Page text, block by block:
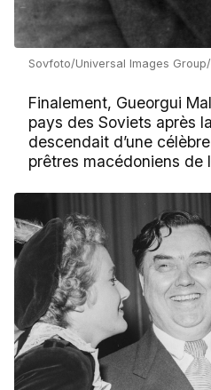
Sovfoto/Universal Images
Finalement, Gueorgui
pays des Soviets après
descendait d’une
prêtres macédoniens de